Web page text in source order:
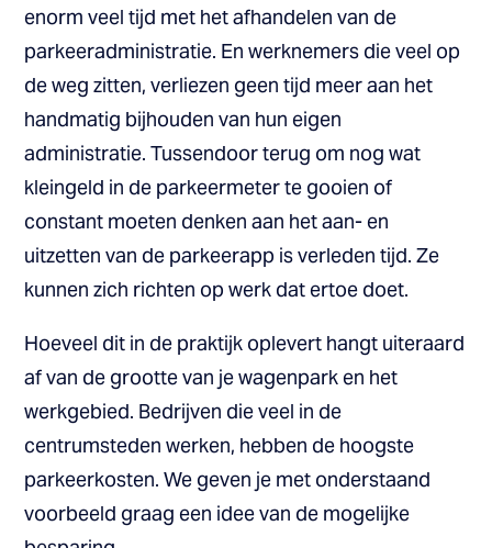
enorm veel tijd met het afhandelen van de
parkeeradministratie. En werknemers die veel op
de weg zitten, verliezen geen tijd meer aan het
handmatig bijhouden van hun eigen
administratie. Tussendoor terug om nog wat
kleingeld in de parkeermeter te gooien of
constant moeten denken aan het aan- en
uitzetten van de parkeerapp is verleden tijd. Ze
kunnen zich richten op werk dat ertoe doet.
Hoeveel dit in de praktijk oplevert hangt uiteraard
af van de grootte van je wagenpark en het
werkgebied. Bedrijven die veel in de
centrumsteden werken, hebben de hoogste
parkeerkosten. We geven je met onderstaand
voorbeeld graag een idee van de mogelijke